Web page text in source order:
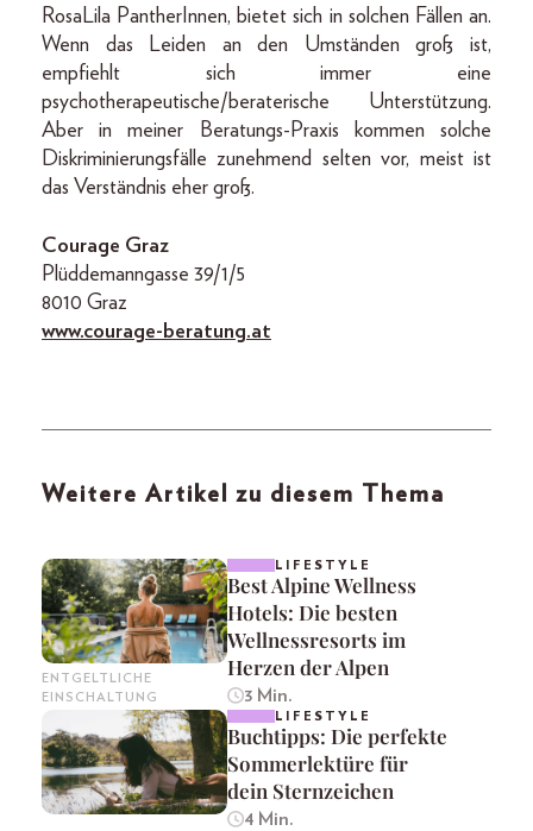
RosaLila PantherInnen, bietet sich in solchen Fällen an.
Wenn das Leiden an den Umständen groß ist,
empfiehlt sich immer eine
psychotherapeutische/beraterische Unterstützung.
Aber in meiner Beratungs-Praxis kommen solche
Diskriminierungsfälle zunehmend selten vor, meist ist
das Verständnis eher groß.
Courage Graz
Plüddemanngasse 39/1/5
8010 Graz
www.courage-beratung.at
Weitere Artikel zu diesem Thema
ENTGELTLICHE
EINSCHALTUNG
LIFESTYLE
Best Alpine Wellness
Hotels: Die besten
Wellnessresorts im
Herzen der Alpen
3 Min.
LIFESTYLE
Buchtipps: Die perfekte
Sommerlektüre für
dein Sternzeichen
4 Min.